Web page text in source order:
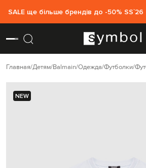
SALE ще більше брендів до -50% SS`26
Главная Детям Balmain Одежда Футболки
NEW